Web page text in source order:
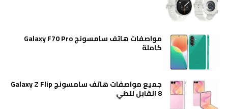
مواصفات هاتف سامسونج Galaxy F70 Pro
كاملة
جميع مواصفات هاتف سامسونج Galaxy Z Flip
8 القابل للطي